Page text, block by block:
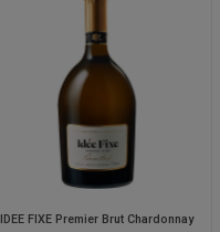
IDEE FIXE Premier Brut Chardonnay